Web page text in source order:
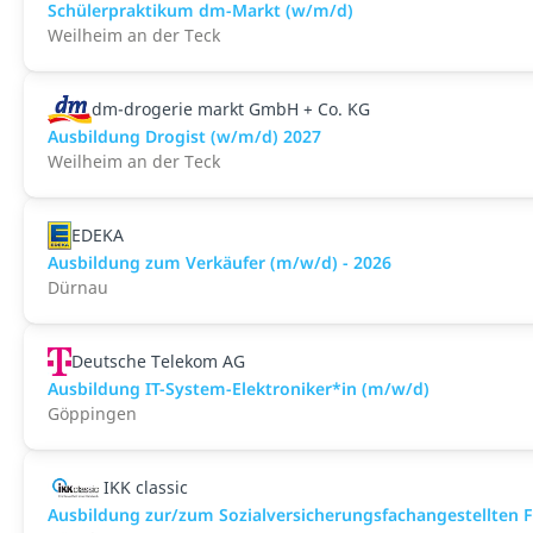
Schülerpraktikum dm-Markt (w/m/d)
Weilheim an der Teck
dm-drogerie markt GmbH + Co. KG
Ausbildung Drogist (w/m/d) 2027
Weilheim an der Teck
EDEKA
Ausbildung zum Verkäufer (m/w/d) - 2026
Dürnau
Deutsche Telekom AG
Ausbildung IT-System-Elektroniker*in (m/w/d)
Göppingen
IKK classic
Aus­bild­ung zur/zum Sozial­versicher­ungs­fach­angestellten­